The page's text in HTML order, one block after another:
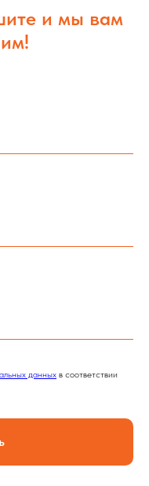
и мы вам
данных в соответствии